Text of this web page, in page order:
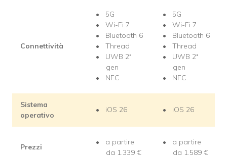
Connettività
5G
Wi-Fi 7
Bluetooth 6
Thread
UWB 2ª
gen
NFC
5G
Wi-Fi 7
Bluetooth 6
Thread
UWB 2ª
gen
NFC
Sistema
operativo
iOS 26 iOS 26
Prezzi
a partire
da 1.339 €
a partire
da 1.589 €